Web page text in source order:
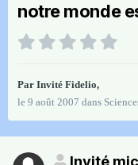
notre monde
Par Invité Fidelio,
le 9 août 2007 dans